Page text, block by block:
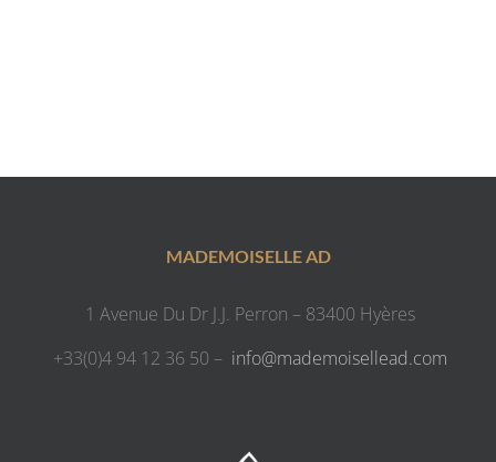
MADEMOISELLE AD
1 Avenue Du Dr J.J. Perron – 83400 Hyères
+33(0)4 94 12 36 50 – info@mademoisellead.com